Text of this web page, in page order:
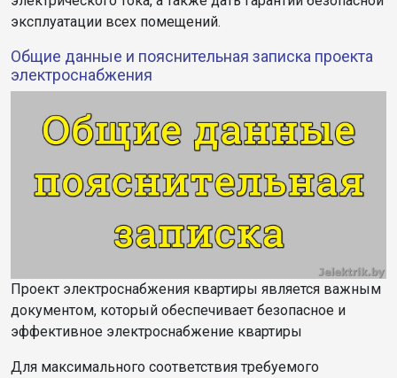
эксплуатации всех помещений.
Общие данные и пояснительная записка проекта
электроснабжения
Проект электроснабжения квартиры является важным
документом, который обеспечивает безопасное и
эффективное электроснабжение квартиры
Для максимального соответствия требуемого